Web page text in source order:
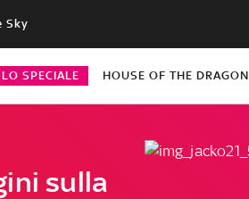
Sky
SPECIALE HOUSE OF THE DRAGON
sulla